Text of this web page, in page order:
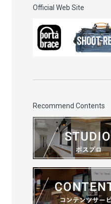
Official Web Site
Recommend Contents